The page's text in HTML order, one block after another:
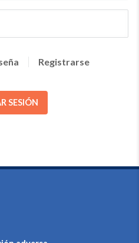
Registrarse
SESIÓN